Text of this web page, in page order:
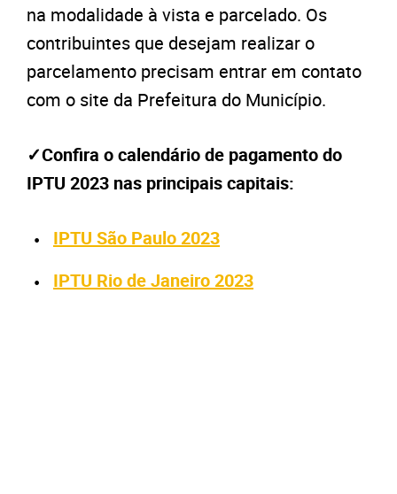
na modalidade à vista e parcelado. Os
contribuintes que desejam realizar o
parcelamento precisam entrar em contato
com o site da Prefeitura do Município.
✓Confira o calendário de pagamento do
IPTU 2023 nas principais capitais:
IPTU São Paulo 2023
IPTU Rio de Janeiro 2023